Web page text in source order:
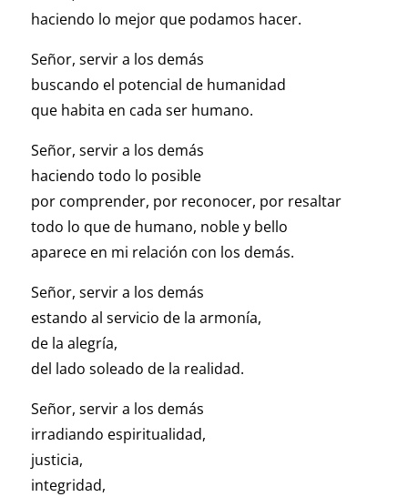
haciendo lo mejor que podamos hacer.
Señor, servir a los demás
buscando el potencial de humanidad
que habita en cada ser humano.
Señor, servir a los demás
haciendo todo lo posible
por comprender, por reconocer, por resaltar
todo lo que de humano, noble y bello
aparece en mi relación con los demás.
Señor, servir a los demás
estando al servicio de la armonía,
de la alegría,
del lado soleado de la realidad.
Señor, servir a los demás
irradiando espiritualidad,
justicia,
integridad,